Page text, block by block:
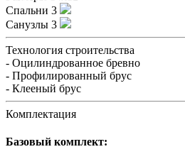
Спальни 3
Санузлы 3
Технология строительства
- Оцилиндрованное бревно
- Профилированный брус
- Клееный брус
Комплектация
Базовый комплект: